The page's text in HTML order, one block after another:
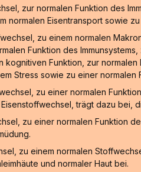
zur normalen Funktion des
normalen Eisentransport sowie
zu einem normalen
Funktion des
kognitiven Funktion, zur
Stress sowie zu einer normalen
zu einer normalen
trägt dazu
zu einer normalen Funktion
zu einem normalen
und normaler Haut bei.